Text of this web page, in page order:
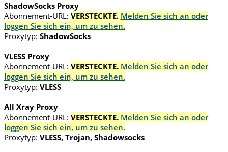
ShadowSocks Proxy
Abonnement-URL: VERSTECKTE. Melden Sie sich an oder
loggen Sie sich ein, um zu sehen.
Proxytyp: ShadowSocks
VLESS Proxy
Abonnement-URL: VERSTECKTE. Melden Sie sich an oder
loggen Sie sich ein, um zu sehen.
Proxytyp: VLESS
All Xray Proxy
Abonnement-URL: VERSTECKTE. Melden Sie sich an oder
loggen Sie sich ein, um zu sehen.
Proxytyp: VLESS, Trojan, Shadowsocks